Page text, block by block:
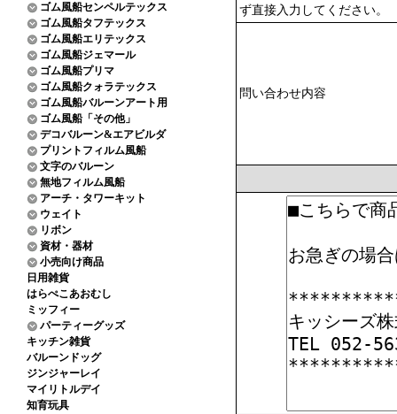
ゴム風船センペルテックス
ゴム風船タフテックス
ゴム風船エリテックス
ゴム風船ジェマール
ゴム風船プリマ
ゴム風船クォラテックス
ゴム風船バルーンアート用
ゴム風船「その他」
デコバルーン&エアビルダ
プリントフィルム風船
文字のバルーン
無地フィルム風船
アーチ・タワーキット
ウェイト
リボン
資材・器材
小売向け商品
日用雑貨
はらぺこあおむし
ミッフィー
パーティーグッズ
キッチン雑貨
バルーンドッグ
ジンジャーレイ
マイリトルデイ
知育玩具
ず直接入力してください。
問い合わせ内容